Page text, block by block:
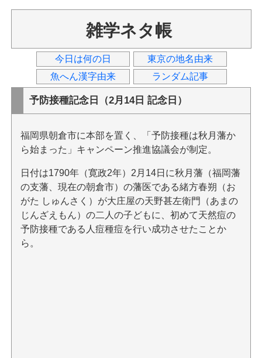
雑学ネタ帳
今日は何の日
東京の地名由来
魚へん漢字由来
ランダム記事
予防接種記念日（2月14日 記念日）
福岡県朝倉市に本部を置く、「予防接種は秋月藩か
ら始まった」キャンペーン推進協議会が制定。
日付は1790年（寛政2年）2月14日に秋月藩（福岡藩
の支藩、現在の朝倉市）の藩医である緒方春朔（お
がた しゅんさく）が大庄屋の天野甚左衛門（あまの
じんざえもん）の二人の子どもに、初めて天然痘の
予防接種である人痘種痘を行い成功させたことか
ら。